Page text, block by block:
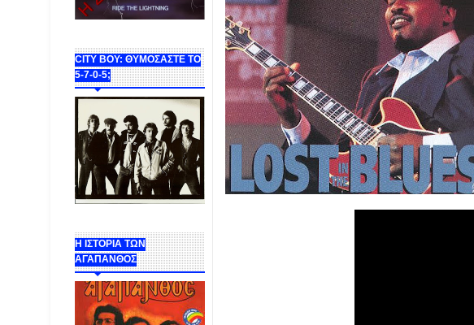
CITY BOY: ΘΥΜΟΣΑΣΤΕ ΤΟ
5-7-0-5;
Η ΙΣΤΟΡΙΑ ΤΩΝ
ΑΓΑΠΑΝΘΟΣ